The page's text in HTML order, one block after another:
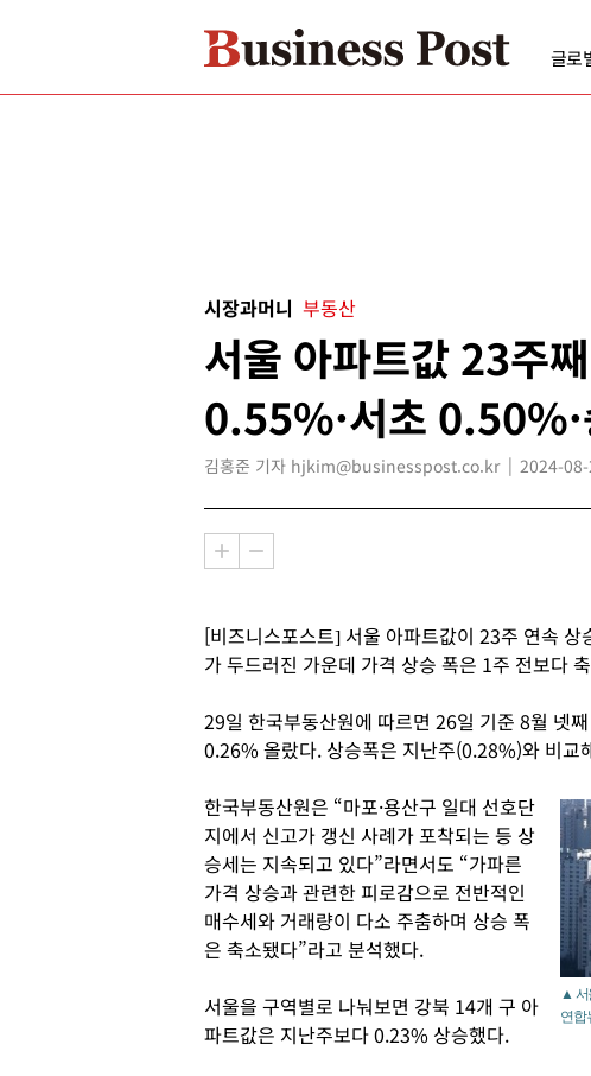
글로
시장과머니 부동산
서울 아파트값 23주
0.55%·서초
김홍준 기자 hjkim@businesspost.co.kr 2024-
[비즈니스포스트] 서울 아파트값이 23주 연속
가 두드러진 가운데 가격 상승 폭은 1주 전보다
29일 한국부동산원에 따르면 26일 기준 8월 넷
0.26% 올랐다. 상승폭은 지난주(0.28%)와 비교
▲ 서
연합
한국부동산원은 “마포·용산구 일대 선호단
지에서 신고가 갱신 사례가 포착되는 등 상
승세는 지속되고 있다”라면서도 “가파른
가격 상승과 관련한 피로감으로 전반적인
매수세와 거래량이 다소 주춤하며 상승 폭
은 축소됐다”라고 분석했다.
서울을 구역별로 나눠보면 강북 14개 구 아
파트값은 지난주보다 0.23% 상승했다.